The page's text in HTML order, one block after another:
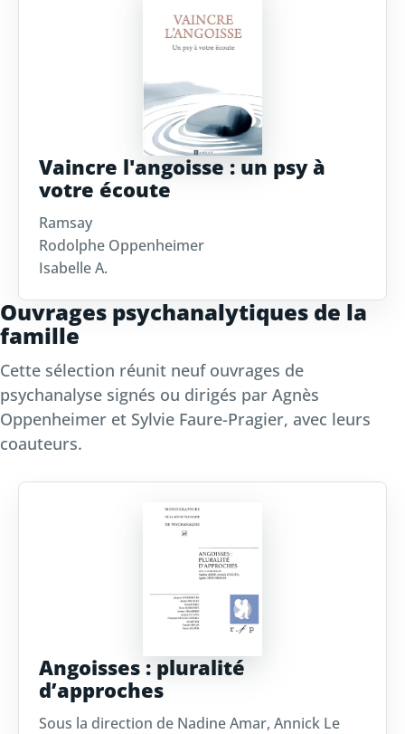
Vaincre l'angoisse : un psy à
votre écoute
Ramsay
Rodolphe Oppenheimer
Isabelle A.
Ouvrages psychanalytiques de la
famille
Cette sélection réunit neuf ouvrages de
psychanalyse signés ou dirigés par Agnès
Oppenheimer et Sylvie Faure-Pragier, avec leurs
coauteurs.
Angoisses : pluralité
d’approches
Sous la direction de Nadine Amar, Annick Le